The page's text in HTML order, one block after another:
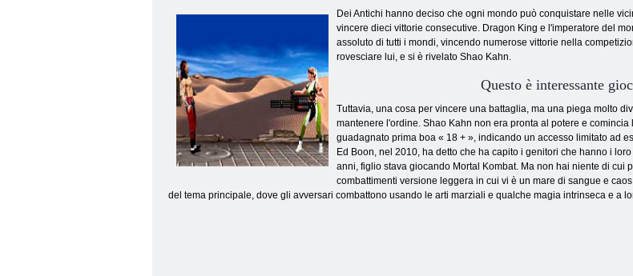
Dei Antichi hanno deciso che ogni mondo può conquistare nelle
vincere dieci vittorie consecutive. Dragon King e l'imperatore del
assoluto di tutti i mondi, vincendo numerose vittorie nella
rovesciare lui, e si è rivelato Shao Kahn.
Questo è interessante
Tuttavia, una cosa per vincere una battaglia, ma una piega molto
mantenere l'ordine. Shao Kahn non era pronta al potere e
guadagnato prima boa « 18 + », indicando un accesso limitato ad
Ed Boon, nel 2010, ha detto che ha capito i genitori che hanno i
anni, figlio stava giocando Mortal Kombat. Ma non hai niente di cui
combattimenti versione leggera in cui vi è un mare di sangue e
del tema principale, dove gli avversari combattono usando le arti marziali e qualche magia intrinseca e a